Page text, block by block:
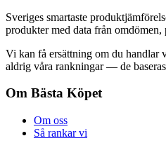
Sveriges smartaste
produkter med data från omdömen,
Vi kan få ersättning om du handlar
aldrig våra rankningar — de
Om Bästa Köpet
Om oss
Så rankar vi